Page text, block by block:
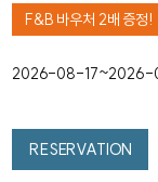
F&B 바우처 2배 증정!
2026-08-17~2026-
RESERVATION